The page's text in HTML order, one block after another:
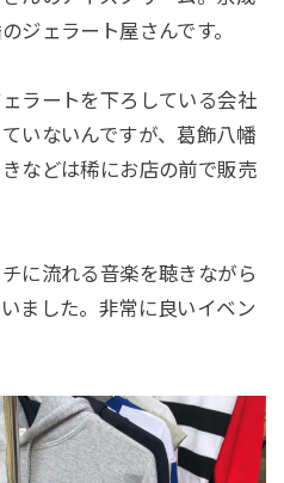
ジェラート屋さんです。
ラートを下ろしている会社
いないんですが、葛飾八幡
などは稀にお店の前で販売
に流れる音楽を聴きながら
ました。非常に良いイベン